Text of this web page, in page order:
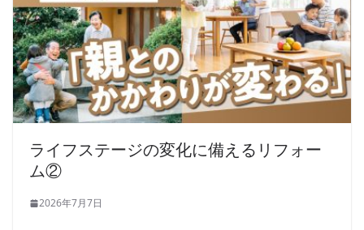
ライフステージの変化に備えるリフォー
ム②
2026年7月7日